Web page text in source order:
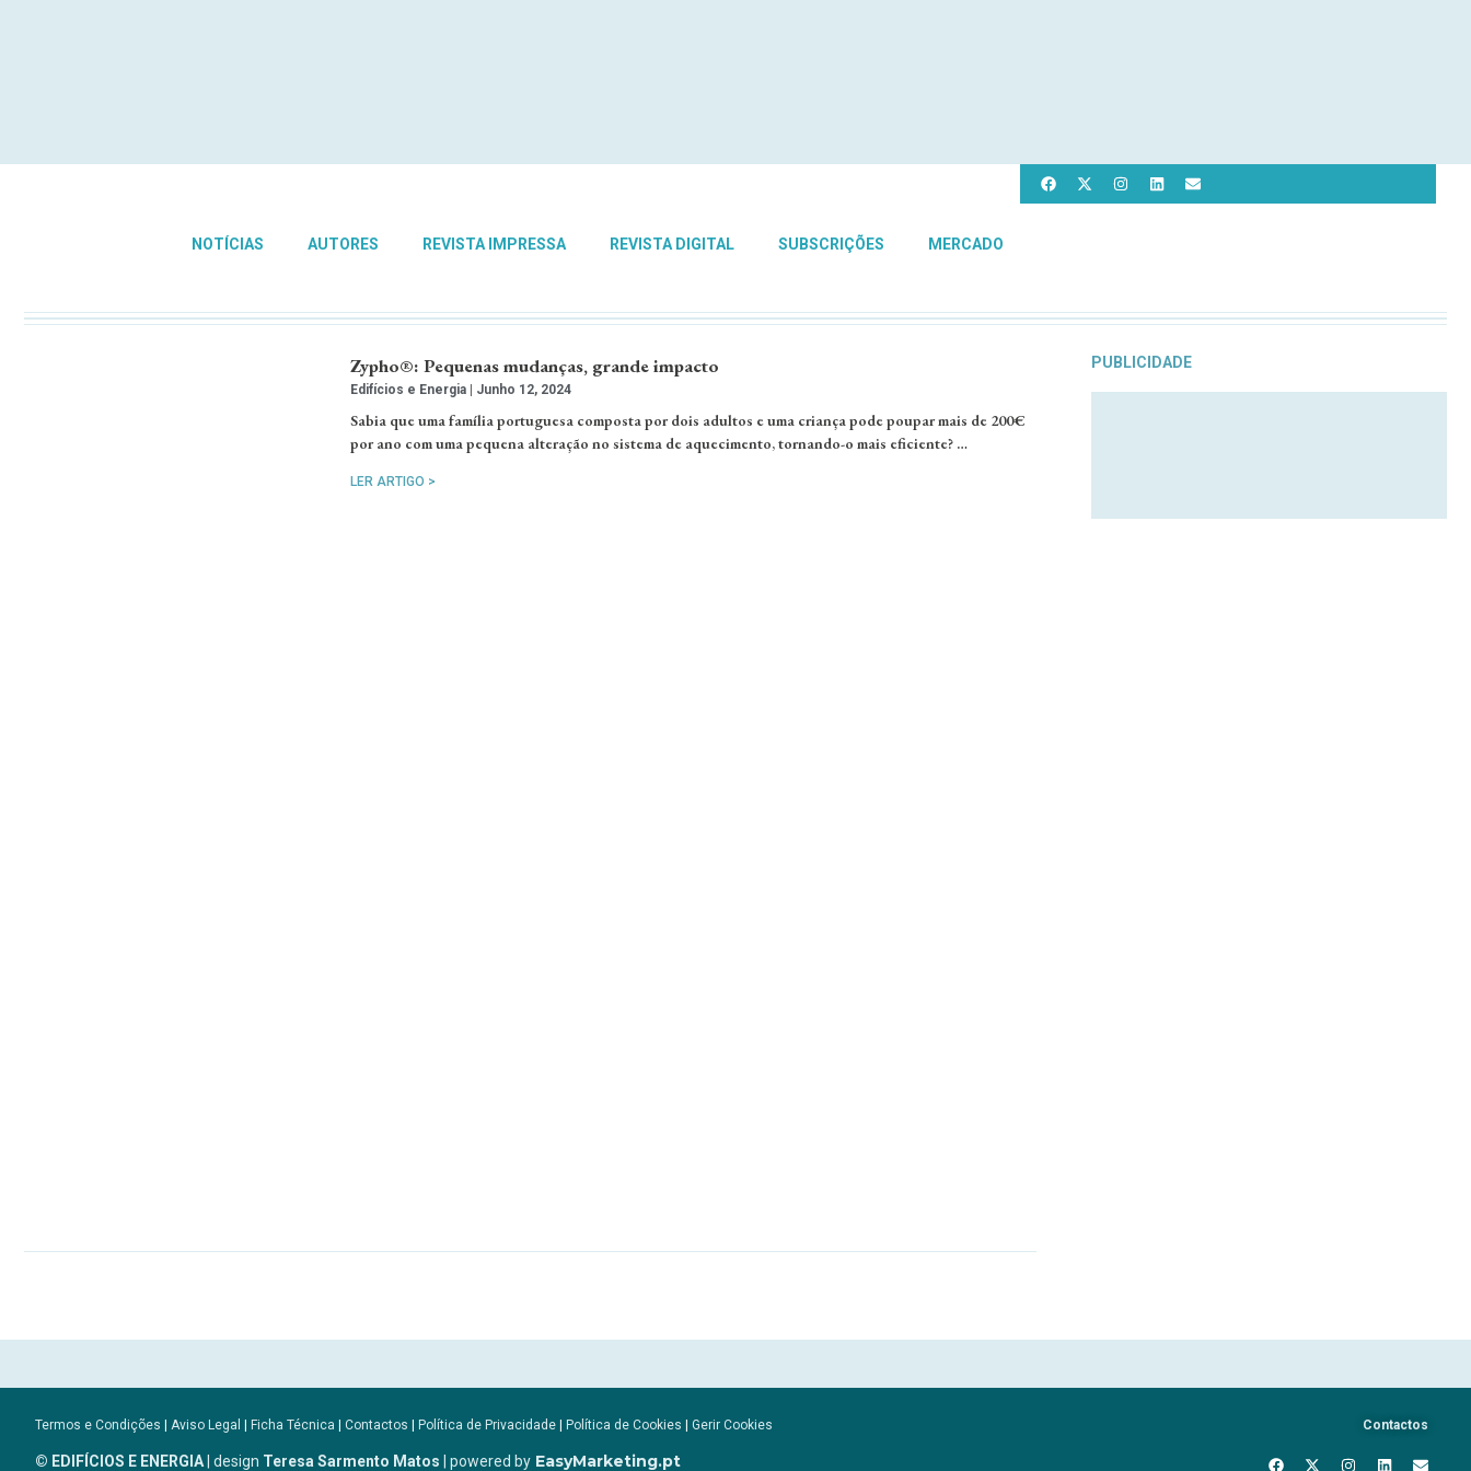
NOTÍCIAS AUTORES REVISTA IMPRESSA REVISTA DIGITAL SUBSCRIÇÕES MERCADO
Zypho®: Pequenas mudanças, grande impacto
Edifícios e Energia Junho 12, 2024
Sabia que uma família portuguesa composta por dois adultos e uma criança pode poupar mais de 200€
por ano com uma pequena alteração no sistema de aquecimento, tornando-o mais eficiente? …
LER ARTIGO >
PUBLICIDADE
Termos e Condições | Aviso Legal | Ficha Técnica | Contactos | Política de Privacidade | Política de Cookies | Gerir Cookies
© EDIFÍCIOS E ENERGIA| design Teresa Sarmento Matos | powered by EasyMarketing.pt
Contactos